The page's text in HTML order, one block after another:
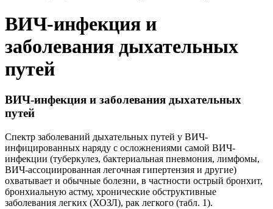
ВИЧ-инфекция и
заболевания дыхательных
путей
ВИЧ-инфекция и заболевания дыхательных
путей
Спектр заболеваний дыхательных путей у ВИЧ-
инфицированных наряду с осложнениями самой ВИЧ-
инфекции (туберкулез, бактериальная пневмония, лимфомы,
ВИЧ-ассоциированная легочная гипертензия и другие)
охватывает и обычные болезни, в частности острый бронхит,
бронхиальную астму, хронические обструктивные
заболевания легких (ХОЗЛ), рак легкого (табл. 1).